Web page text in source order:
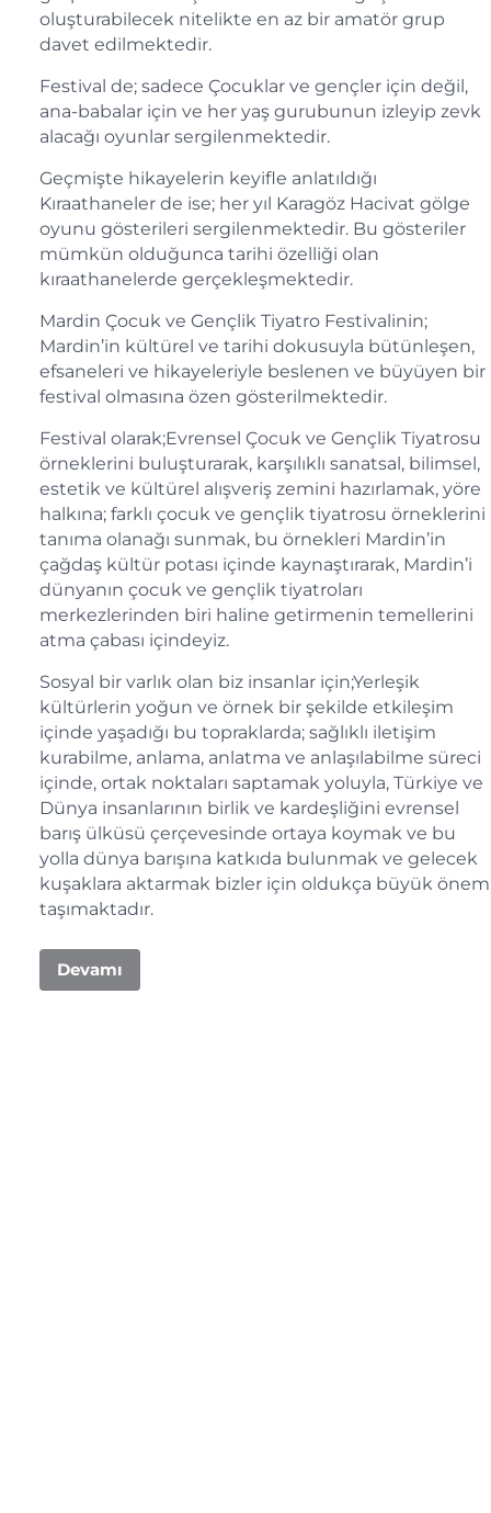
oluşturabilecek nitelikte en az bir amatör grup
davet edilmektedir.
Festival de; sadece Çocuklar ve gençler için değil,
ana-babalar için ve her yaş gurubunun izleyip zevk
alacağı oyunlar sergilenmektedir.
Geçmişte hikayelerin keyifle anlatıldığı
Kıraathaneler de ise; her yıl Karagöz Hacivat gölge
oyunu gösterileri sergilenmektedir. Bu gösteriler
mümkün olduğunca tarihi özelliği olan
kıraathanelerde gerçekleşmektedir.
Mardin Çocuk ve Gençlik Tiyatro Festivalinin;
Mardin’in kültürel ve tarihi dokusuyla bütünleşen,
efsaneleri ve hikayeleriyle beslenen ve büyüyen bir
festival olmasına özen gösterilmektedir.
Festival olarak;Evrensel Çocuk ve Gençlik Tiyatrosu
örneklerini buluşturarak, karşılıklı sanatsal, bilimsel,
estetik ve kültürel alışveriş zemini hazırlamak, yöre
halkına; farklı çocuk ve gençlik tiyatrosu örneklerini
tanıma olanağı sunmak, bu örnekleri Mardin’in
çağdaş kültür potası içinde kaynaştırarak, Mardin’i
dünyanın çocuk ve gençlik tiyatroları
merkezlerinden biri haline getirmenin temellerini
atma çabası içindeyiz.
Sosyal bir varlık olan biz insanlar için;Yerleşik
kültürlerin yoğun ve örnek bir şekilde etkileşim
içinde yaşadığı bu topraklarda; sağlıklı iletişim
kurabilme, anlama, anlatma ve anlaşılabilme süreci
içinde, ortak noktaları saptamak yoluyla, Türkiye ve
Dünya insanlarının birlik ve kardeşliğini evrensel
barış ülküsü çerçevesinde ortaya koymak ve bu
yolla dünya barışına katkıda bulunmak ve gelecek
kuşaklara aktarmak bizler için oldukça büyük önem
taşımaktadır.
Devamı